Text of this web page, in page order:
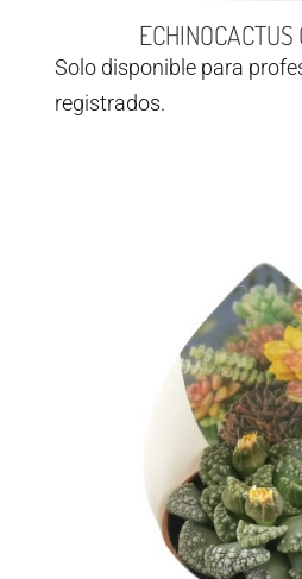
ECHINOCACTUS
Solo disponible para
registrados.